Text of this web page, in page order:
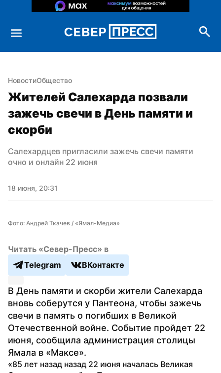
НовостиОбщество
Жителей Салехарда позвали
зажечь свечи в День памяти и
скорби
Салехардцев пригласили зажечь свечи памяти
очно и онлайн 22 июня
18 июня, 20:31
Фото: Андрей Ткачев / «Ямал-Медиа»
Читать «Север-Пресс» в
Telegram
ВКонтакте
В День памяти и скорби жители Салехарда
вновь соберутся у Пантеона, чтобы зажечь
свечи в память о погибших в Великой
Отечественной войне. Событие пройдет 22
июня, сообщила администрация столицы
Ямала в «Максе».
«85 лет назад назад 22 июня началась Великая